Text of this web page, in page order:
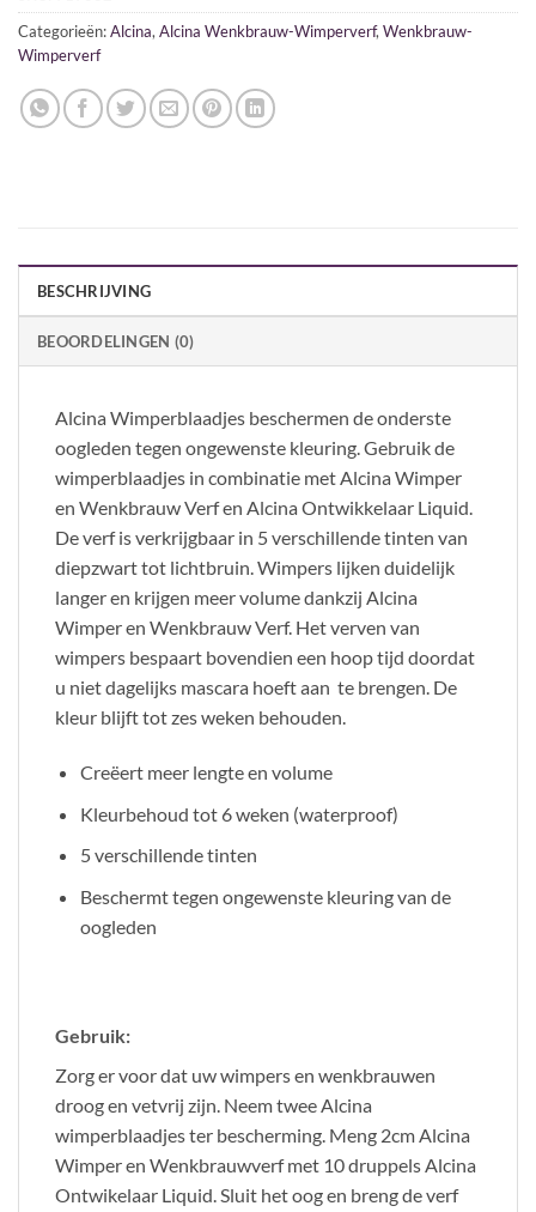
Categorieën:Alcina, Alcina Wenkbrauw-Wimperverf, Wenkbrauw-
Wimperverf
BESCHRIJVING
BEOORDELINGEN (0)
Alcina Wimperblaadjes beschermen de onderste
oogleden tegen ongewenste kleuring. Gebruik de
wimperblaadjes in combinatie met Alcina Wimper
en Wenkbrauw Verf en Alcina Ontwikkelaar Liquid.
De verf is verkrijgbaar in 5 verschillende tinten van
diepzwart tot lichtbruin. Wimpers lijken duidelijk
langer en krijgen meer volume dankzij Alcina
Wimper en Wenkbrauw Verf. Het verven van
wimpers bespaart bovendien een hoop tijd doordat
u niet dagelijks mascara hoeft aan te brengen. De
kleur blijft tot zes weken behouden.
Creëert meer lengte en volume
Kleurbehoud tot 6 weken (waterproof)
5 verschillende tinten
Beschermt tegen ongewenste kleuring van de
oogleden
Gebruik:
Zorg er voor dat uw wimpers en wenkbrauwen
droog en vetvrij zijn. Neem twee Alcina
wimperblaadjes ter bescherming. Meng 2cm Alcina
Wimper en Wenkbrauwverf met 10 druppels Alcina
Ontwikelaar Liquid. Sluit het oog en breng de verf